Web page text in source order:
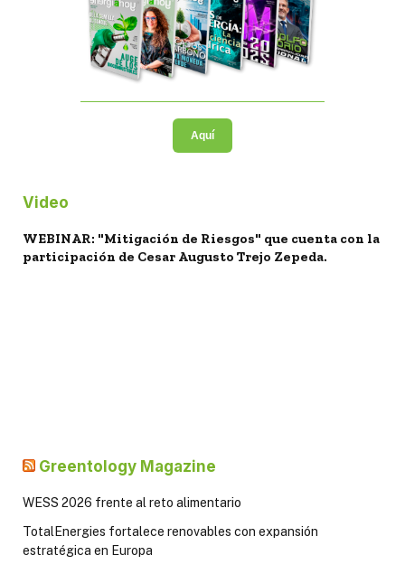
Aquí
Video
WEBINAR: "Mitigación de Riesgos" que cuenta con la
participación de Cesar Augusto Trejo Zepeda.
Greentology Magazine
WESS 2026 frente al reto alimentario
TotalEnergies fortalece renovables con expansión
estratégica en Europa